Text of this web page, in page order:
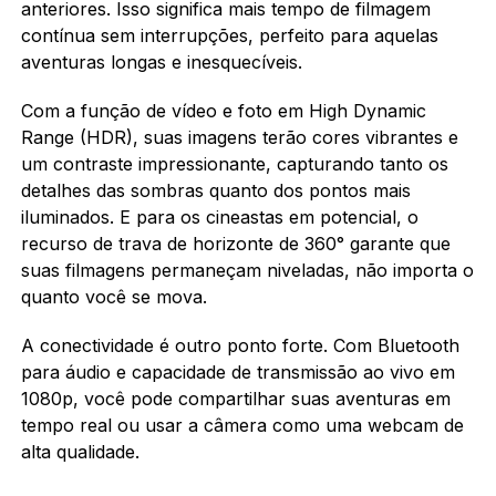
anteriores. Isso significa mais tempo de filmagem
contínua sem interrupções, perfeito para aquelas
aventuras longas e inesquecíveis.
Com a função de vídeo e foto em High Dynamic
Range (HDR), suas imagens terão cores vibrantes e
um contraste impressionante, capturando tanto os
detalhes das sombras quanto dos pontos mais
iluminados. E para os cineastas em potencial, o
recurso de trava de horizonte de 360° garante que
suas filmagens permaneçam niveladas, não importa o
quanto você se mova.
A conectividade é outro ponto forte. Com Bluetooth
para áudio e capacidade de transmissão ao vivo em
1080p, você pode compartilhar suas aventuras em
tempo real ou usar a câmera como uma webcam de
alta qualidade.